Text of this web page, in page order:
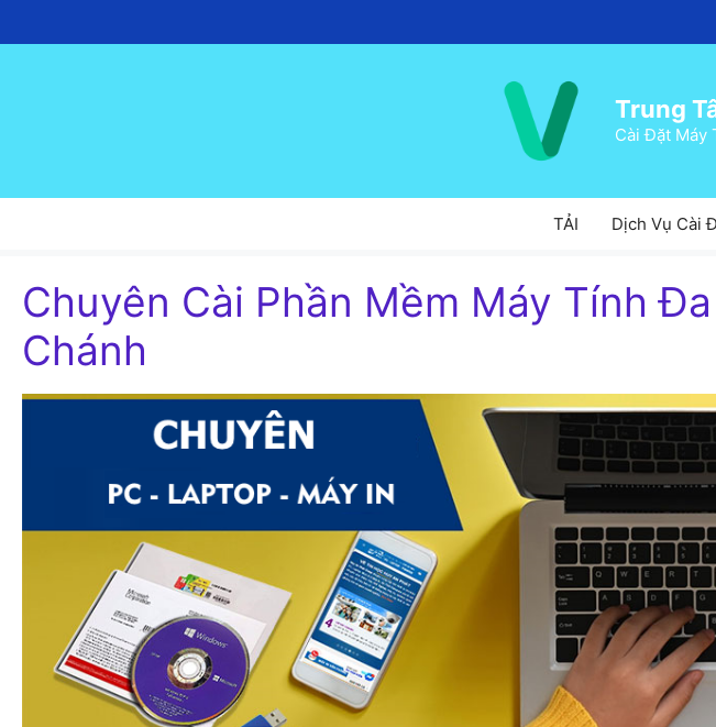
đến
Trung
Cài Đặt Máy
TẢI Dịch Vụ Cài
Chuyên Cài Phần Mềm Máy Tính
Chánh